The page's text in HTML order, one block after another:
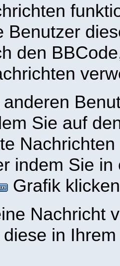
Benutzer
den
Sie auf
indem Sie
Grafik
Nachricht
in